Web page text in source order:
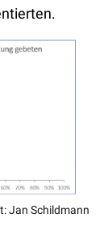
Jan Schildmann